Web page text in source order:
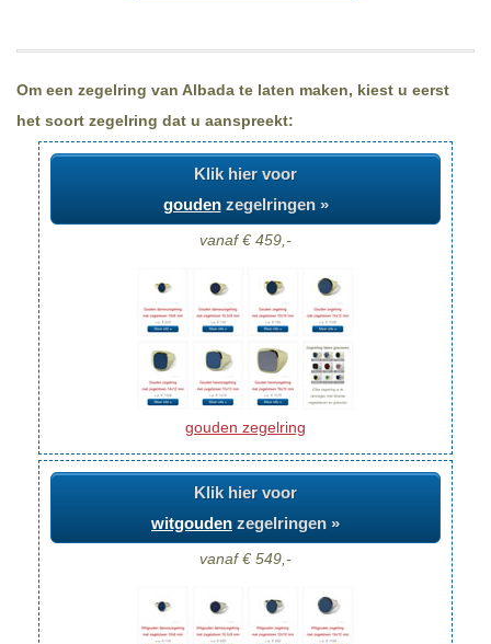
Om een zegelring van Albada te laten maken, kiest u eerst
het soort zegelring dat u aanspreekt:
Klik hier voor
goudenzegelringen »
vanaf € 459,-
gouden zegelring
Klik hier voor
witgouden zegelringen »
vanaf € 549,-